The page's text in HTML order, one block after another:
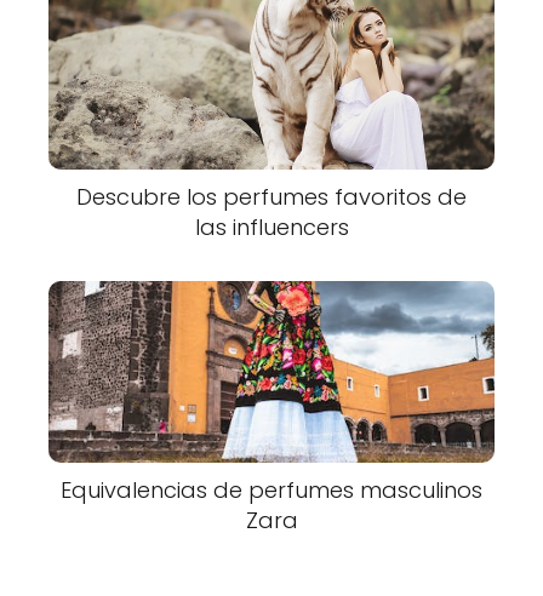
Descubre los perfumes favoritos de
las influencers
Equivalencias de perfumes masculinos
Zara